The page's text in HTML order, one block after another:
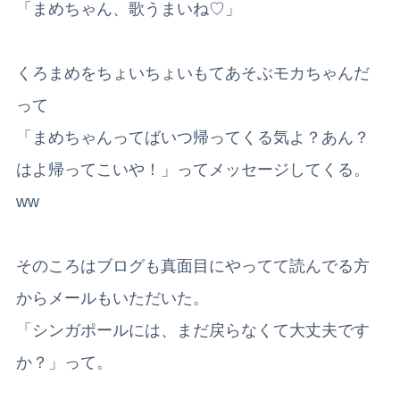
「まめちゃん、歌うまいね♡」
くろまめをちょいちょいもてあそぶモカちゃんだ
って
「まめちゃんってばいつ帰ってくる気よ？あん？
はよ帰ってこいや！」ってメッセージしてくる。
ww
そのころはブログも真面目にやってて読んでる方
からメールもいただいた。
「シンガポールには、まだ戻らなくて大丈夫です
か？」って。